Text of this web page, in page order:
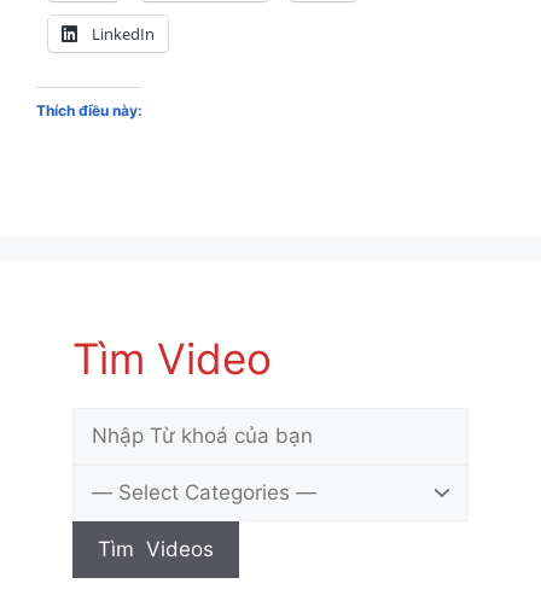
LinkedIn
Thích điều này:
Tìm Video